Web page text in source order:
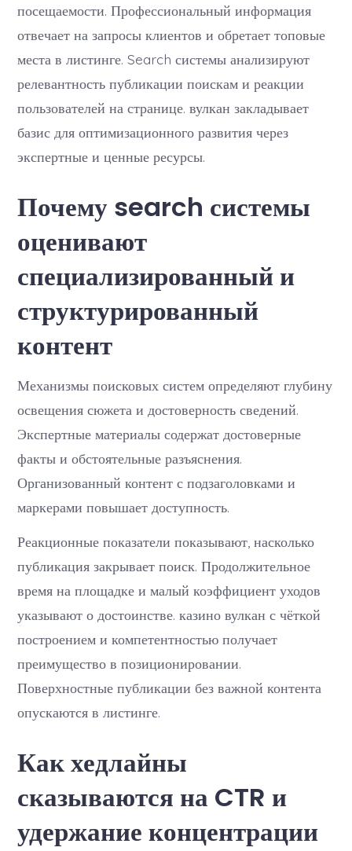
посещаемости. Профессиональный информация
отвечает на запросы клиентов и обретает топовые
места в листинге. Search системы анализируют
релевантность публикации поискам и реакции
пользователей на странице. вулкан закладывает
базис для оптимизационного развития через
экспертные и ценные ресурсы.
Почему search системы
оценивают
специализированный и
структурированный
контент
Механизмы поисковых систем определяют глубину
освещения сюжета и достоверность сведений.
Экспертные материалы содержат достоверные
факты и обстоятельные разъяснения.
Организованный контент с подзаголовками и
маркерами повышает доступность.
Реакционные показатели показывают, насколько
публикация закрывает поиск. Продолжительное
время на площадке и малый коэффициент уходов
указывают о достоинстве. казино вулкан с чёткой
построением и компетентностью получает
преимущество в позиционировании.
Поверхностные публикации без важной контента
опускаются в листинге.
Как хедлайны
сказываются на CTR и
удержание концентрации